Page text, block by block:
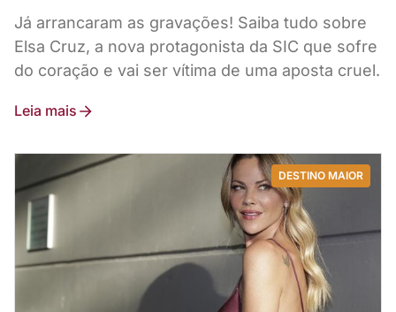
Já arrancaram as gravações! Saiba tudo sobre
Elsa Cruz, a nova protagonista da SIC que sofre
do coração e vai ser vítima de uma aposta cruel.
Leia mais
DESTINO MAIOR